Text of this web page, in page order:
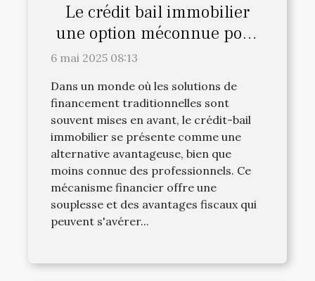
Le crédit bail immobilier
une option méconnue pour
les professionnels
6 mai 2025 08:13
Dans un monde où les solutions de
financement traditionnelles sont
souvent mises en avant, le crédit-bail
immobilier se présente comme une
alternative avantageuse, bien que
moins connue des professionnels. Ce
mécanisme financier offre une
souplesse et des avantages fiscaux qui
peuvent s'avérer...